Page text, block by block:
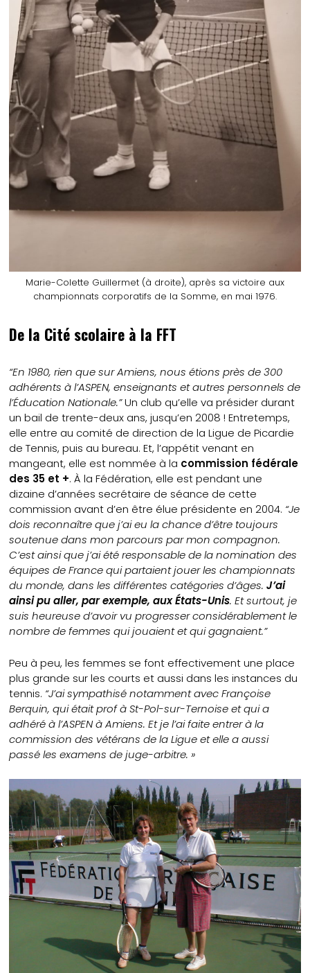
Marie-Colette Guillermet (à droite), après sa victoire aux
championnats corporatifs de la Somme, en mai 1976.
De la Cité scolaire à la FFT
“En 1980, rien que sur Amiens, nous étions près de 300
adhérents à l’ASPEN, enseignants et autres personnels de
l’Éducation Nationale.”Un club qu’elle va présider durant
un bail de trente-deux ans, jusqu’en 2008 ! Entretemps,
elle entre au comité de direction de la Ligue de Picardie
de Tennis, puis au bureau. Et, l’appétit venant en
mangeant, elle est nommée à la commission fédérale
des 35 et +. À la Fédération, elle est pendant une
dizaine d’années secrétaire de séance de cette
commission avant d’en être élue présidente en 2004. “Je
dois reconnaître que j’ai eu la chance d’être toujours
soutenue dans mon parcours par mon compagnon.
C’est ainsi que j’ai été responsable de la nomination des
équipes de France qui partaient jouer les championnats
du monde, dans les différentes catégories d’âges.J’ai
ainsi pu aller, par exemple, aux États-Unis. Et surtout, je
suis heureuse d’avoir vu progresser considérablement le
nombre de femmes qui jouaient et qui gagnaient.”
Peu à peu, les femmes se font effectivement une place
plus grande sur les courts et aussi dans les instances du
tennis. “J’ai sympathisé notamment avec Françoise
Berquin, qui était prof à St-Pol-sur-Ternoise et qui a
adhéré à l’ASPEN à Amiens. Et je l’ai faite entrer à la
commission des vétérans de la Ligue et elle a aussi
passé les examens de juge-arbitre. »